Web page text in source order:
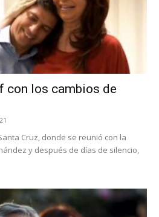
con los cambios de
Cruz, donde se reunió con la
y después de días de silencio,